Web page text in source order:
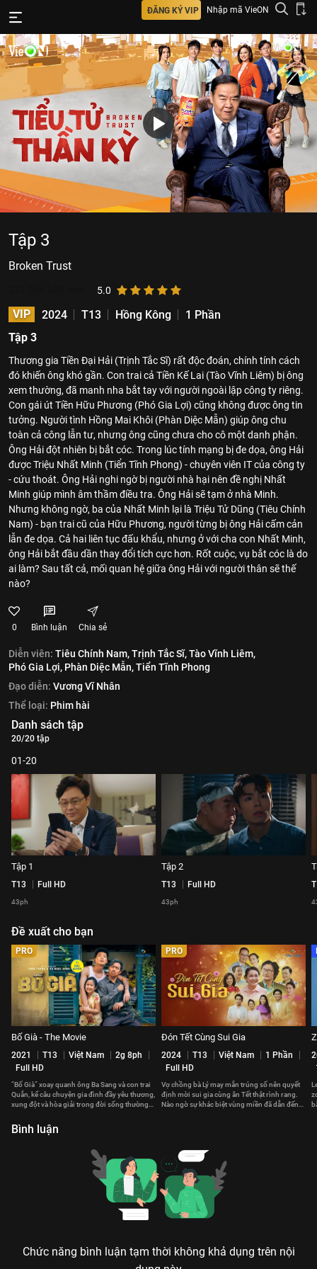
ĐĂNG KÝ VIP Nhập mã VieON
Tập 3
Broken Trust
5.0
VIP 2024 T13 Hồng Kông
1 Phần
Tập 3
Thương gia Tiền Đại Hải (Trịnh Tắc Sĩ) rất độc đoán, chính tính cách
đó khiến ông khó gần. Con trai cả Tiền Kế Lai (Tào Vĩnh Liêm) bị ông
xem thường, đã manh nha bắt tay với người ngoài lập công ty riêng.
Con gái út Tiền Hữu Phương (Phó Gia Lợi) cũng không được ông tin
tưởng. Người tình Hồng Mai Khôi (Phàn Diệc Mẫn) giúp ông chu
toàn cả công lẫn tư, nhưng ông cũng chưa cho cô một danh phận.
Ông Hải đột nhiên bị bắt cóc. Trong lúc tính mạng bị đe dọa, ông Hải
được Triệu Nhất Minh (Tiển Tĩnh Phong) - chuyên viên IT của công ty
- cứu thoát. Ông Hải nghi ngờ bị người nhà hại nên đề nghị Nhất
Minh giúp mình âm thầm điều tra. Ông Hải sẽ tạm ở nhà Minh.
Nhưng không ngờ, ba của Nhất Minh lại là Triệu Tử Dũng (Tiêu Chính
Nam) - bạn trai cũ của Hữu Phương, người từng bị ông Hải cấm cản
lẫn đe dọa. Cả hai liên tục đấu khẩu, nhưng ở với cha con Nhất Minh,
ông Hải bắt đầu dần thay đổi tích cực hơn. Rốt cuộc, vụ bắt cóc là do
ai làm? Sau tất cả, mối quan hệ giữa ông Hải với người thân sẽ thế
nào?
0 Bình luận Chia sẻ
Diễn viên: Tiêu Chính Nam,Trịnh Tắc Sĩ,Tào Vĩnh Liêm,
Phó Gia Lợi, Phàn Diệc Mẫn,Tiển Tĩnh Phong
Đạo diễn: Vương Vĩ Nhân
Thể loại: Phim hài
Danh sách tập
20/20 tập
01-20
Tập 1
T13 Full HD
43ph
Tập 2
T13 Full HD
43ph
Đề xuất cho bạn
PRO
Bố Già - The Movie
2021 T13 Việt Nam
2g 8ph
Full HD
“Bố Già” xoay quanh ông Ba Sang và con trai
Quắn, kể câu chuyện gia đình đầy yêu thương,
xung đột và hòa giải trong đời sống thường
PRO
Đón Tết Cùng Sui Gia
2024 T13 Việt Nam
1 Phần
Full HD
Vợ chồng bà Lý may mắn trúng số nên quyết
định mời sui gia cùng ăn Tết thật rình rang.
Nào ngờ sự khác biệt vùng miền đã dẫn đến
Bình luận
Chức năng bình luận tạm thời không khả dụng trên nội